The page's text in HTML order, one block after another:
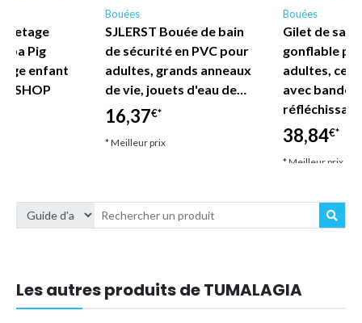
Pig
enfant
SHOP
Bouées
SJLERST Bouée de bain
de sécurité en PVC pour
adultes, grands anneaux
de vie, jouets d'eau de…
16,37€*
* Meilleur prix
Bouées
Gilet de
gonflable
adultes,
avec bandes
38,84€*
* Meilleur prix
Les autres produits de TUMALAGIA